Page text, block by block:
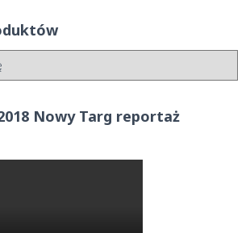
Nowy Targ reportaż